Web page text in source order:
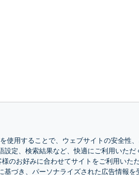
用することで、ウェブサイトの安全性
定、検索結果など、快適にご利用いただ
のお好みに合わせてサイトをご利用いた
づき、パーソナライズされた広告情報を